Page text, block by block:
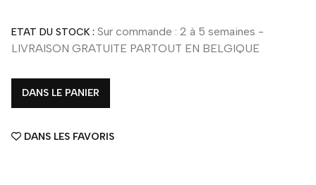
ETAT DU STOCK : Sur commande : 2 à 5 semaines -
LIVRAISON GRATUITE PARTOUT EN BELGIQUE
DANS LE PANIER
DANS LES FAVORIS